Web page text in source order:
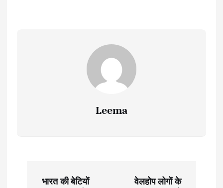
Leema
भारत की बेटियों
वेलहोप लोगों के